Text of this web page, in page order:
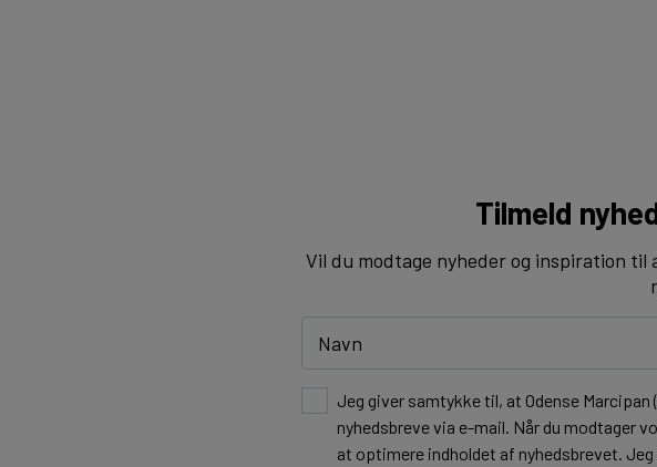
Tilmeld
Vil du modtage nyheder og inspiration
Jeg giver samtykke til, at Odense
nyhedsbreve via e-mail. Når du modtager
at optimere indholdet af nyhedsbrevet.